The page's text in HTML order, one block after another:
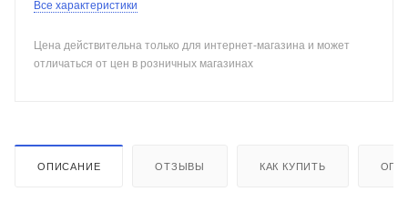
Все характеристики
Цена действительна только для интернет-магазина и может
отличаться от цен в розничных магазинах
ОПИСАНИЕ ОТЗЫВЫ КАК КУПИТЬ